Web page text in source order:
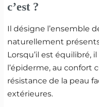
c’est ?
Il désigne l’ensemble
naturellement
Lorsqu’il est équilibré,
l’épiderme, au confort
résistance de la peau
extérieures.